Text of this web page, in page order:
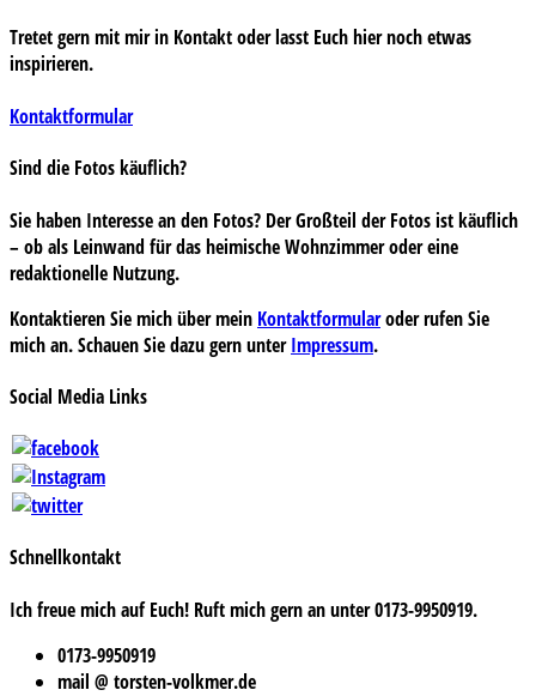
Tretet gern mit mir in Kontakt oder lasst Euch hier noch etwas
inspirieren.
Kontaktformular
Sind die Fotos käuflich?
Sie haben Interesse an den Fotos? Der Großteil der Fotos ist käuflich
– ob als Leinwand für das heimische Wohnzimmer oder eine
redaktionelle Nutzung.
Kontaktieren Sie mich über mein Kontaktformularoder rufen Sie
mich an. Schauen Sie dazu gern unterImpressum.
Social Media Links
Schnellkontakt
Ich freue mich auf Euch! Ruft mich gern an unter 0173-9950919.
0173-9950919
mail @ torsten-volkmer.de